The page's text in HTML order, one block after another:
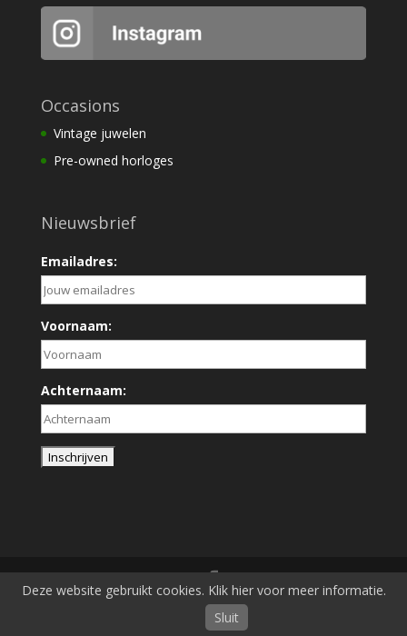
Occasions
Vintage juwelen
Pre-owned horloges
Nieuwsbrief
Emailadres:
Voornaam:
Achternaam:
[am-powered-by]
Deze website gebruikt cookies. Klik hier voor meer informatie.
Sluit